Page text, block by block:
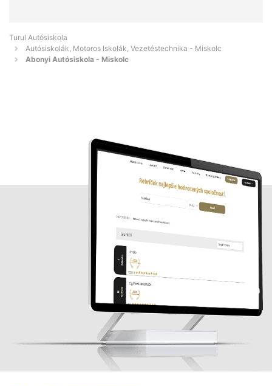
Turul Autósiskola
Autósiskolák, Motoros Iskolák, Vezetéstechnika - Miskolc
Abonyi Autósiskola - Miskolc